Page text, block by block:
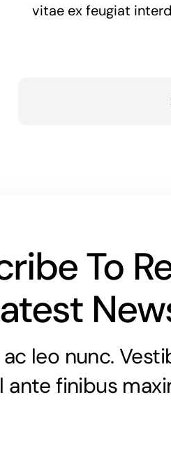
vitae ex feugiat
To
leo nunc.
ante finibus